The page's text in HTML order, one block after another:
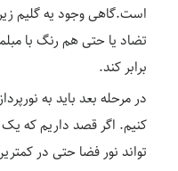
است.گاهی وجود یه گلیم
تضاد یا حتی هم رنگ با
برابر کند.
در مرحله بعد باید به
کنیم. اگر قصد داریم که
تواند نور فضا حتی در